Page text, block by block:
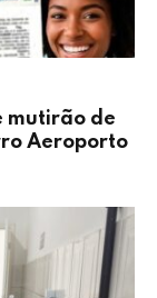
mutirão de
Aeroporto